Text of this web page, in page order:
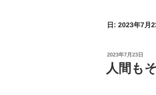
日: 2023年7月
投
稿
日:
2023年7月23日
人間も